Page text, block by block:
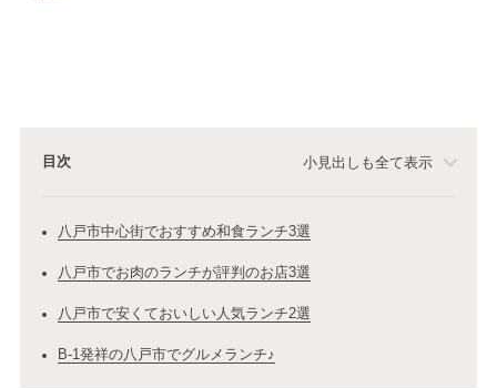
目次 小見出しも全て表示
八戸市中心街でおすすめ和食ランチ3選
八戸市でお肉のランチが評判のお店3選
八戸市で安くておいしい人気ランチ2選
B-1発祥の八戸市でグルメランチ♪